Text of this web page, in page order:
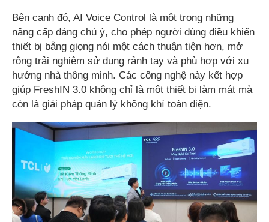
Bên cạnh đó, AI Voice Control là một trong những
nâng cấp đáng chú ý, cho phép người dùng điều khiển
thiết bị bằng giọng nói một cách thuận tiện hơn, mở
rộng trải nghiệm sử dụng rảnh tay và phù hợp với xu
hướng nhà thông minh. Các công nghệ này kết hợp
giúp FreshIN 3.0 không chỉ là một thiết bị làm mát mà
còn là giải pháp quản lý không khí toàn diện.